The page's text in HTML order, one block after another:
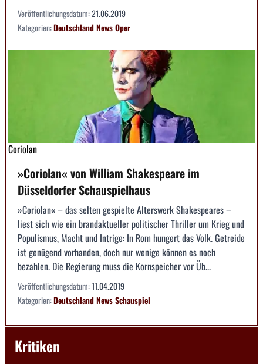
Veröffentlichungsdatum:21.06.2019
Kategorien:DeutschlandNewsOper
Coriolan
»Coriolan« von William Shakespeare im
Düsseldorfer Schauspielhaus
»Coriolan« – das selten gespielte Alterswerk Shakespeares –
liest sich wie ein brandaktueller politischer Thriller um Krieg und
Populismus, Macht und Intrige: In Rom hungert das Volk. Getreide
ist genügend vorhanden, doch nur wenige können es noch
bezahlen. Die Regierung muss die Kornspeicher vor Üb...
Veröffentlichungsdatum:11.04.2019
Kategorien:DeutschlandNewsSchauspiel
Kritiken